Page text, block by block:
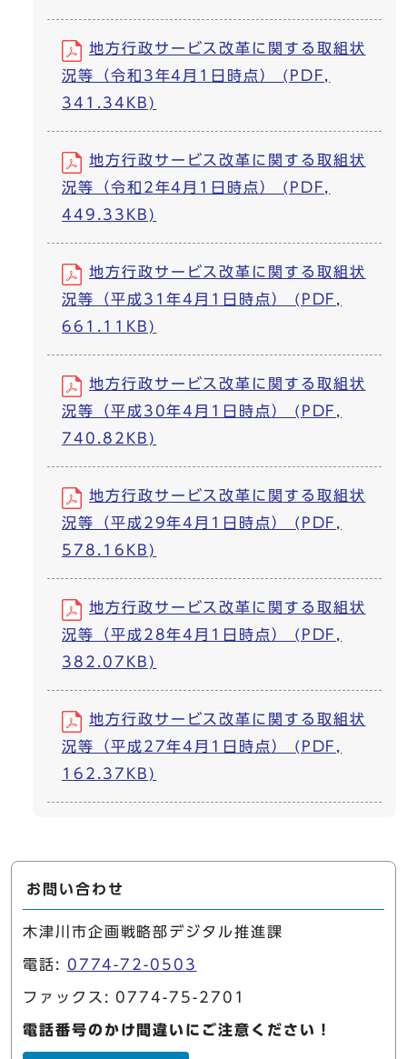
地方行政サービス改革に関する取組状
況等（令和3年4月1日時点） (PDF,
341.34KB)
地方行政サービス改革に関する取組状
況等（令和2年4月1日時点） (PDF,
449.33KB)
地方行政サービス改革に関する取組状
況等（平成31年4月1日時点） (PDF,
661.11KB)
地方行政サービス改革に関する取組状
況等（平成30年4月1日時点） (PDF,
740.82KB)
地方行政サービス改革に関する取組状
況等（平成29年4月1日時点） (PDF,
578.16KB)
地方行政サービス改革に関する取組状
況等（平成28年4月1日時点） (PDF,
382.07KB)
地方行政サービス改革に関する取組状
況等（平成27年4月1日時点） (PDF,
162.37KB)
お問い合わせ
木津川市企画戦略部デジタル推進課
電話: 0774-72-0503
ファックス: 0774-75-2701
電話番号のかけ間違いにご注意ください！